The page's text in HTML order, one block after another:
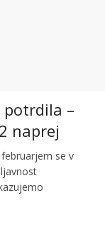
potrdila –
naprej
februarjem se v